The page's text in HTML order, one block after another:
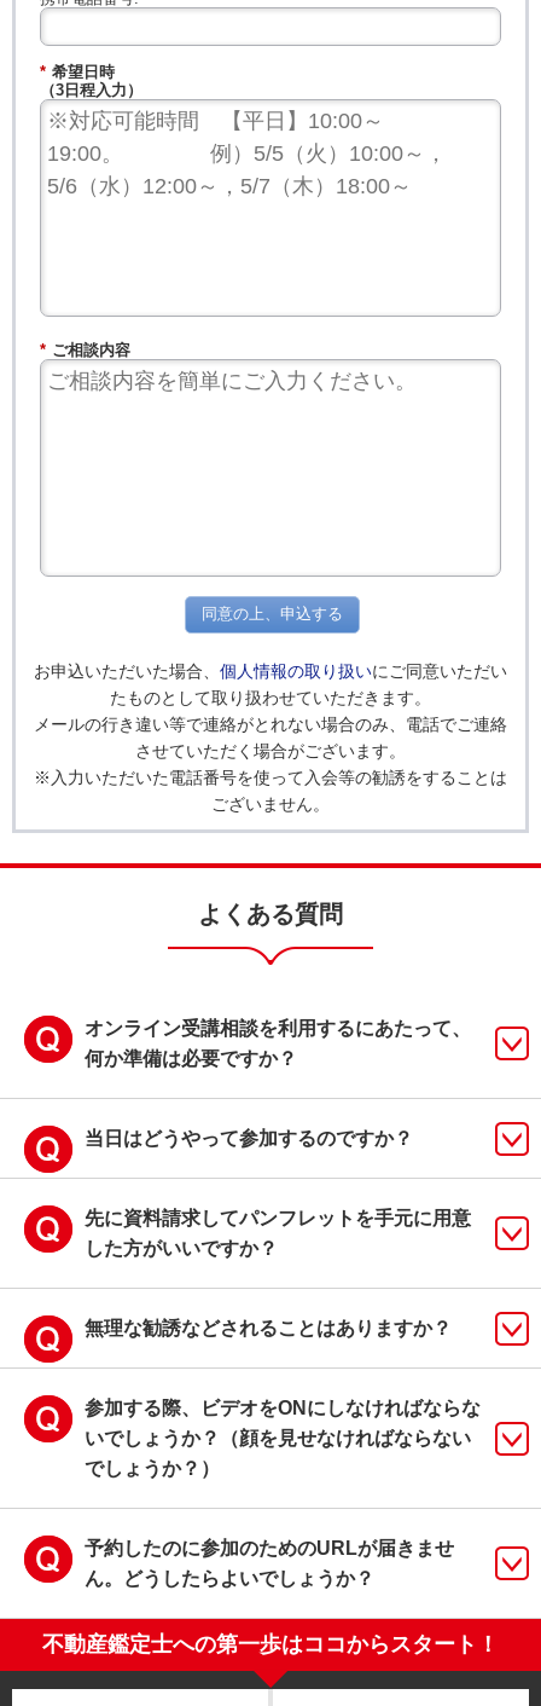
* 希望日時
（3日程入力）
* ご相談内容
同意の上、申込する
お申込いただいた場合、 個人情報の取り扱いにご同意いただい
たものとして取り扱わせていただきます。
メールの行き違い等で連絡がとれない場合のみ、電話でご連絡
させていただく場合がございます。
※入力いただいた電話番号を使って入会等の勧誘をすることは
ございません。
よくある質問
オンライン受講相談を利用するにあたって、
何か準備は必要ですか？
当日はどうやって参加するのですか？
先に資料請求してパンフレットを手元に用意
した方がいいですか？
無理な勧誘などされることはありますか？
参加する際、ビデオをONにしなければならな
いでしょうか？（顔を見せなければならない
でしょうか？）
予約したのに参加のためのURLが届きませ
ん。どうしたらよいでしょうか？
不動産鑑定士への第一歩はココからスタート！